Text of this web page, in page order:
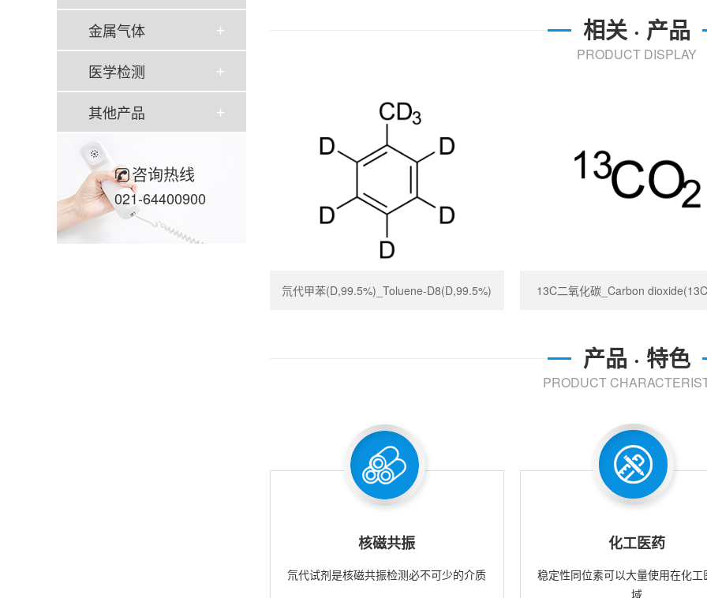
金属气体
医学检测
其他产品
咨询热线
021-64400900
相关 · 产品
PRODUCT DISPLAY
氘代甲苯(D,99.5%)_Toluene-D8(D,99.5%) 13C二氧化碳_Carbon
产品 · 特色
PRODUCT
核磁共振
氘代试剂是核磁共振检测必不可少的介质
化工医药
稳定性同位素可以大量使用在化工
域